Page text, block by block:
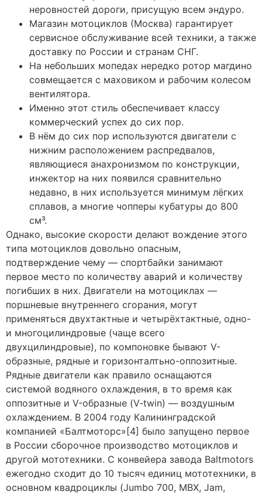
неровностей дороги, присущую всем эндуро.
Магазин мотоциклов (Москва) гарантирует
сервисное обслуживание всей техники, а также
доставку по России и странам СНГ.
На небольших мопедах нередко ротор магдино
совмещается с маховиком и рабочим колесом
вентилятора.
Именно этот стиль обеспечивает классу
коммерческий успех до сих пор.
В нём до сих пор используются двигатели с
нижним расположением распредвалов,
являющиеся анахронизмом по конструкции,
инжектор на них появился сравнительно
недавно, в них используется минимум лёгких
сплавов, а многие чопперы кубатуры до 800
см³.
Однако, высокие скорости делают вождение этого
типа мотоциклов довольно опасным,
подтверждение чему — спортбайки занимают
первое место по количеству аварий и количеству
погибших в них. Двигатели на мотоциклах —
поршневые внутреннего сгорания, могут
применяться двухтактные и четырёхтактные, одно-
и многоцилиндровые (чаще всего
двухцилиндровые), по компоновке бывают V-
образные, рядные и горизонталтьно-оппозитные.
Рядные двигатели как правило оснащаются
системой водяного охлаждения, в то время как
оппозитные и V-образные (V-twin) — воздушным
охлаждением. В 2004 году Калининградской
компанией «Балтмоторс»[4] было запущено первое
в России сборочное производство мотоциклов и
другой мототехники. С конвейера завода Baltmotors
ежегодно сходит до 10 тысяч единиц мототехники, в
основном квадроциклы (Jumbo 700, MBX, Jam,